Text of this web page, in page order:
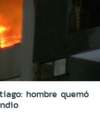
hombre quemó